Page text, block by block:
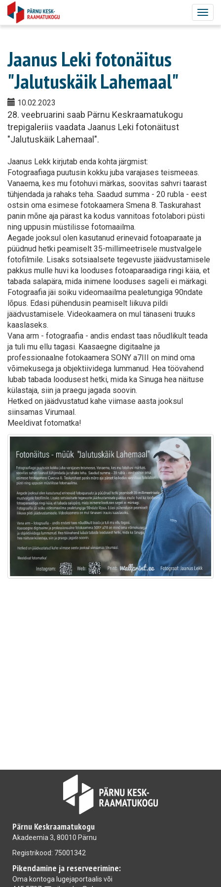
Jaanus Leki fotonäitus
"Jalutuskäik Lahemaal"
10.02.2023
28. veebruarini saab Pärnu Keskraamatukogu
trepigaleriis vaadata Jaanus Leki fotonäitust
"Jalutuskäik Lahemaal".
Jaanus Lekk kirjutab enda kohta järgmist:
Fotograafiaga puutusin kokku juba varajases teismeeas.
Vanaema, kes mu fotohuvi märkas, soovitas sahvri taarast
tühjendada ja rahaks teha. Saadud summa - 20 rubla - eest
ostsin oma esimese fotokaamera Smena 8. Taskurahast
panin mõne aja pärast ka kodus vannitoas fotolabori püsti
ning uppusin müstilisse fotomaailma.
Aegade jooksul olen kasutanud erinevaid fotoaparaate ja
püüdnud hetki peamiselt 35-millimeetrisele mustvalgele
fotofilmile. Lisaks sotsiaalsete tegevuste jäädvustamisele
pakkus mulle huvi ka looduses fotoaparaadiga ringi käia, et
tabada salapära, mida inimene looduses sageli ei märkagi.
Fotograafia jäi soiku videomaailma pealetungiga 90ndate
lõpus. Edasi pühendusin peamiselt liikuva pildi
jäädvustamisele. Videokaamera on mul tänaseni truuks
kaaslaseks.
Vana arm - fotograafia - andis endast taas nõudlikult teada
ja tuli mu ellu tagasi. Kaasaegne digitaalne ja
professionaalne fotokaamera SONY a7III on mind oma
võimekusega ja objektiividega lummanud. Hea töövahend
lubab tabada loodusest hetki, mida ka Sinuga hea näituse
külastaja, siin ja praegu jagada soovin.
Hetked on jäädvustatud kahe viimase aasta jooksul
siinsamas Virumaal.
Meeldivat fotomatka!
Pärnu Keskraamatukogu
Akadeemia 3, 80010 Pärnu
Registrikood: 75001342
Pikendamine ja reserveerimine:
Oma kontoga lugejaportaalis või